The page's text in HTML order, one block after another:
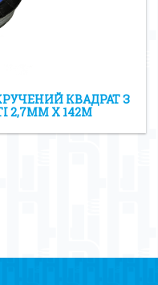
КВАДРАТ З
2,7ММ X 142М